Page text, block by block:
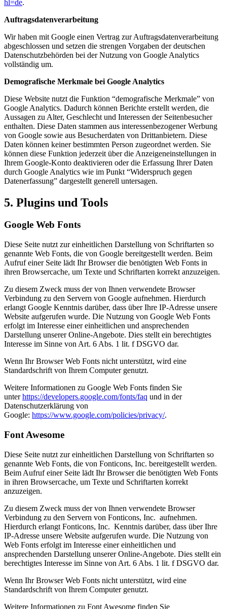
hl=de.
Auftragsdatenverarbeitung
Wir haben mit Google einen Vertrag zur Auftragsdatenverarbeitung
abgeschlossen und setzen die strengen Vorgaben der deutschen
Datenschutzbehörden bei der Nutzung von Google Analytics
vollständig um.
Demografische Merkmale bei Google Analytics
Diese Website nutzt die Funktion “demografische Merkmale” von
Google Analytics. Dadurch können Berichte erstellt werden, die
Aussagen zu Alter, Geschlecht und Interessen der Seitenbesucher
enthalten. Diese Daten stammen aus interessenbezogener Werbung
von Google sowie aus Besucherdaten von Drittanbietern. Diese
Daten können keiner bestimmten Person zugeordnet werden. Sie
können diese Funktion jederzeit über die Anzeigeneinstellungen in
Ihrem Google-Konto deaktivieren oder die Erfassung Ihrer Daten
durch Google Analytics wie im Punkt “Widerspruch gegen
Datenerfassung” dargestellt generell untersagen.
5. Plugins und Tools
Google Web Fonts
Diese Seite nutzt zur einheitlichen Darstellung von Schriftarten so
genannte Web Fonts, die von Google bereitgestellt werden. Beim
Aufruf einer Seite lädt Ihr Browser die benötigten Web Fonts in
ihren Browsercache, um Texte und Schriftarten korrekt anzuzeigen.
Zu diesem Zweck muss der von Ihnen verwendete Browser
Verbindung zu den Servern von Google aufnehmen. Hierdurch
erlangt Google Kenntnis darüber, dass über Ihre IP-Adresse unsere
Website aufgerufen wurde. Die Nutzung von Google Web Fonts
erfolgt im Interesse einer einheitlichen und ansprechenden
Darstellung unserer Online-Angebote. Dies stellt ein berechtigtes
Interesse im Sinne von Art. 6 Abs. 1 lit. f DSGVO dar.
Wenn Ihr Browser Web Fonts nicht unterstützt, wird eine
Standardschrift von Ihrem Computer genutzt.
Weitere Informationen zu Google Web Fonts finden Sie
unterhttps://developers.google.com/fonts/faq und in der
Datenschutzerklärung von
Google: https://www.google.com/policies/privacy/.
Font Awesome
Diese Seite nutzt zur einheitlichen Darstellung von Schriftarten so
genannte Web Fonts, die von Fonticons, Inc. bereitgestellt werden.
Beim Aufruf einer Seite lädt Ihr Browser die benötigten Web Fonts
in ihren Browsercache, um Texte und Schriftarten korrekt
anzuzeigen.
Zu diesem Zweck muss der von Ihnen verwendete Browser
Verbindung zu den Servern von Fonticons, Inc. aufnehmen.
Hierdurch erlangt Fonticons, Inc. Kenntnis darüber, dass über Ihre
IP-Adresse unsere Website aufgerufen wurde. Die Nutzung von
Web Fonts erfolgt im Interesse einer einheitlichen und
ansprechenden Darstellung unserer Online-Angebote. Dies stellt ein
berechtigtes Interesse im Sinne von Art. 6 Abs. 1 lit. f DSGVO dar.
Wenn Ihr Browser Web Fonts nicht unterstützt, wird eine
Standardschrift von Ihrem Computer genutzt.
Weitere Informationen zu Font Awesome finden Sie